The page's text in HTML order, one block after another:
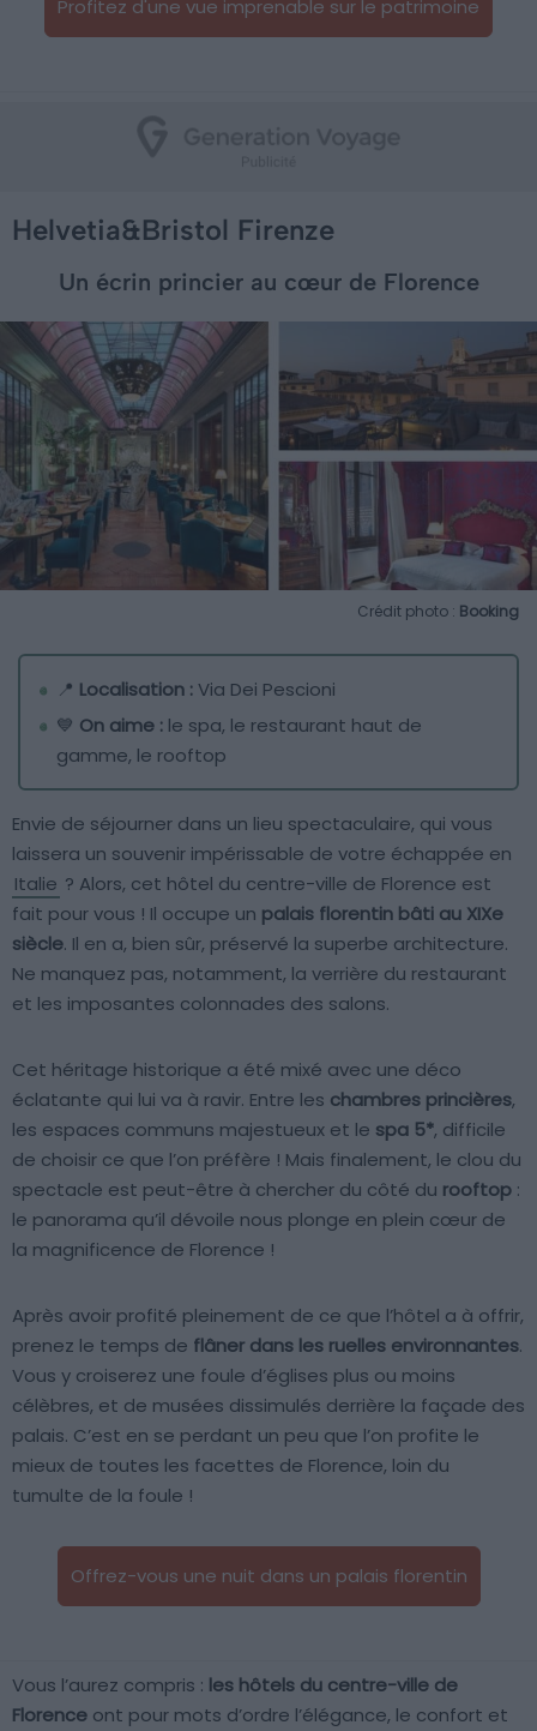
Profitez d'une vue imprenable sur le patrimoine
Helvetia&Bristol Firenze
Un écrin princier au cœur de Florence
Crédit photo : Booking
📍 Localisation :Via Dei Pescioni
💙 On aime : le spa, le restaurant haut de
gamme, le rooftop
Envie de séjourner dans un lieu spectaculaire, qui vous
laissera un souvenir impérissable de votre échappée en
Italie ? Alors, cet hôtel du centre-ville de Florence est
fait pour vous ! Il occupe un palais florentin bâti au XIXe
siècle. Il en a, bien sûr, préservé la superbe architecture.
Ne manquez pas, notamment, la verrière du restaurant
et les imposantes colonnades des salons.
Cet héritage historique a été mixé avec une déco
éclatante qui lui va à ravir. Entre les chambres princières,
les espaces communs majestueux et le spa 5*, difficile
de choisir ce que l’on préfère ! Mais finalement, le clou du
spectacle est peut-être à chercher du côté du rooftop :
le panorama qu’il dévoile nous plonge en plein cœur de
la magnificence de Florence !
Après avoir profité pleinement de ce que l’hôtel a à offrir,
prenez le temps de flâner dans les ruelles environnantes.
Vous y croiserez une foule d’églises plus ou moins
célèbres, et de musées dissimulés derrière la façade des
palais. C’est en se perdant un peu que l’on profite le
mieux de toutes les facettes de Florence, loin du
tumulte de la foule !
Offrez-vous une nuit dans un palais florentin
Vous l’aurez compris : les hôtels du centre-ville de
Florence ont pour mots d’ordre l’élégance, le confort et